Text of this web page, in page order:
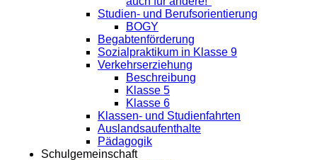
Studien- und Berufsorientierung
BOGY
Begabtenförderung
Sozialpraktikum in Klasse 9
Verkehrserziehung
Beschreibung
Klasse 5
Klasse 6
Klassen- und Studienfahrten
Auslandsaufenthalte
Pädagogik
Schulgemeinschaft